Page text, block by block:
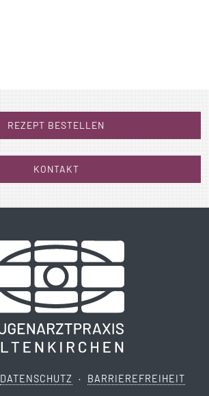
REZEPT BESTELLEN
KONTAKT
DATENSCHUTZ · BARRIEREFREIHEIT